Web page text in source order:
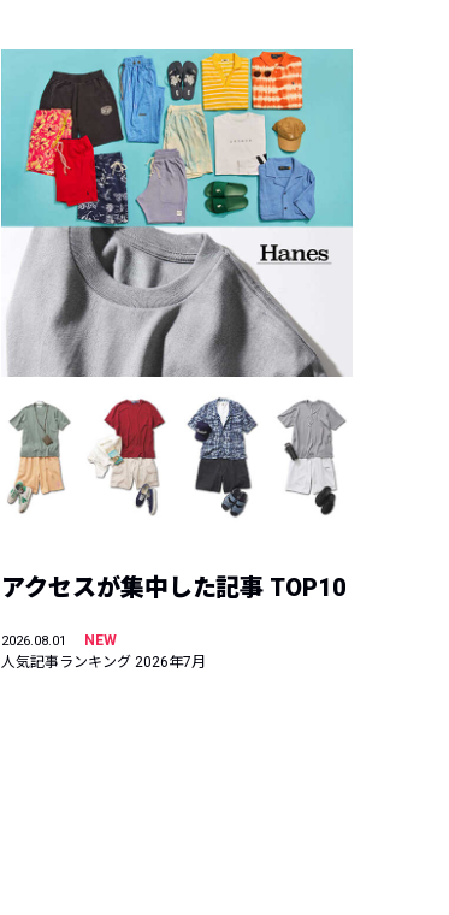
アクセスが集中した記事 TOP10
2026.08.01
NEW
人気記事ランキング 2026年7月